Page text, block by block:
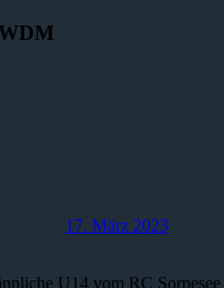
17. März 2023
U14 vom RC